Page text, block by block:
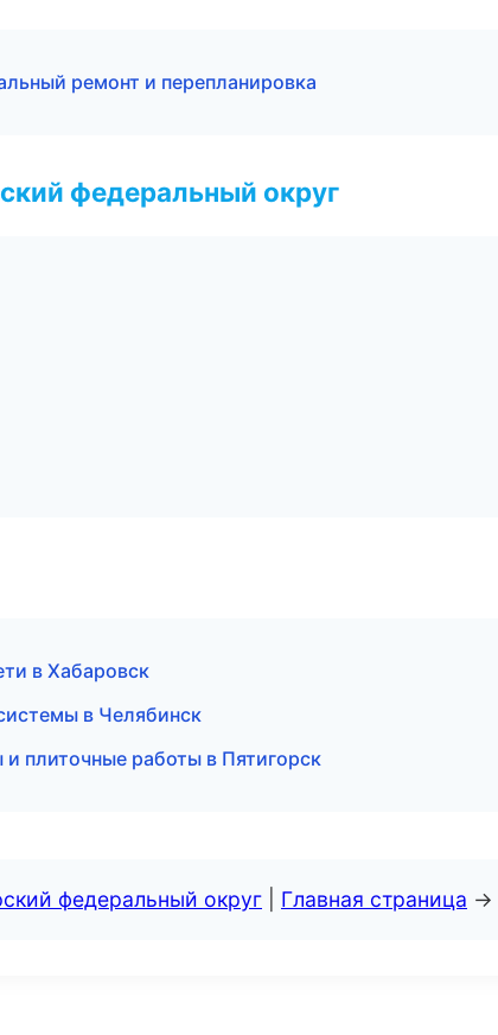
ремонт и перепланировка
федеральный округ
в Хабаровск
в Челябинск
плиточные работы в Пятигорск
федеральный округ Главная страница →